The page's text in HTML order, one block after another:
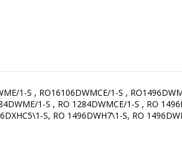
1-S , RO16106DWMCE/1-S ,
1-S , RO 1284DWMCE/1-S , RO
S, RO 1496DWH7\1-S, RO